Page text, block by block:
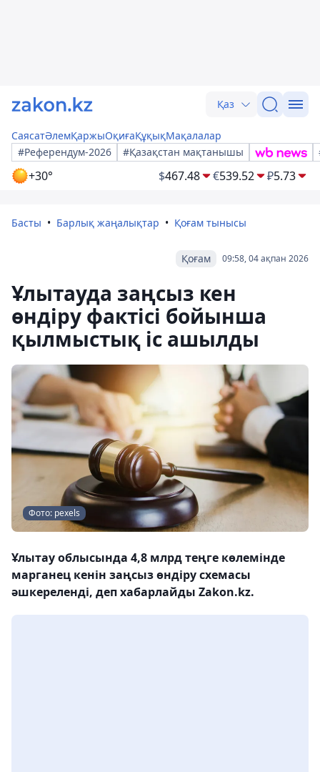
Қаз
СаясатӘлемҚаржыОқиғаҚұқықМақалалар
#Референдум-2026
#Қазақстан мақтанышы
+30° $467.48 €539.52 ₽5.73
Басты Барлық жаңалықтар Қоғам тынысы
09:58, 04 ақпан 2026
Қоғам
Ұлытауда заңсыз кен
өндіру фактісі бойынша
қылмыстық іс ашылды
Фото: pexels
Ұлытау облысында 4,8 млрд теңге көлемінде
марганец кенін заңсыз өндіру схемасы
әшкереленді, деп хабарлайды Zakon.kz.